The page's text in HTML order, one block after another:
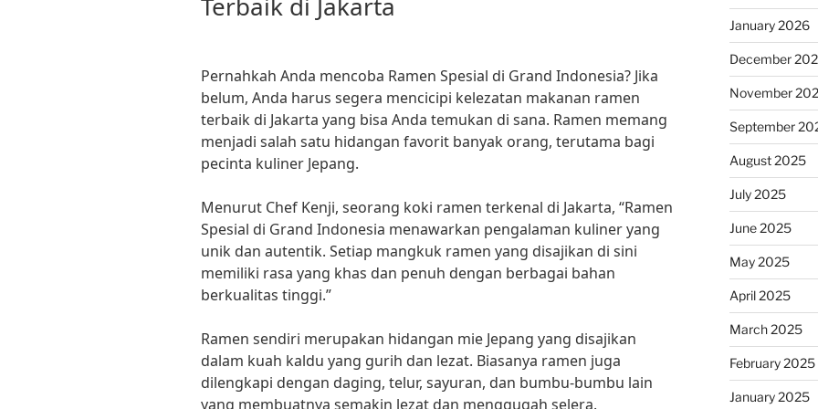
Pernahkah Anda mencoba Ramen Spesial di Grand Indonesia? Jika
belum, Anda harus segera mencicipi kelezatan makanan ramen
terbaik di Jakarta yang bisa Anda temukan di sana. Ramen memang
menjadi salah satu hidangan favorit banyak orang, terutama bagi
pecinta kuliner Jepang.
Menurut Chef Kenji, seorang koki ramen terkenal di Jakarta, “Ramen
Spesial di Grand Indonesia menawarkan pengalaman kuliner yang
unik dan autentik. Setiap mangkuk ramen yang disajikan di sini
memiliki rasa yang khas dan penuh dengan berbagai bahan
berkualitas tinggi.”
Ramen sendiri merupakan hidangan mie Jepang yang disajikan
dalam kuah kaldu yang gurih dan lezat. Biasanya ramen juga
dilengkapi dengan daging, telur, sayuran, dan bumbu-bumbu lain
yang membuatnya semakin lezat dan menggugah selera.
January 2026
December
November
September
August 2025
July 2025
June 2025
May 2025
April 2025
March 2025
February 2025
January 2025